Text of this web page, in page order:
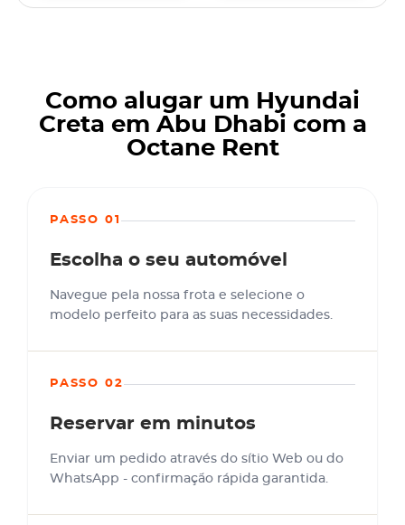
Como alugar um Hyundai
Creta em Abu Dhabi com a
Octane Rent
PASSO 01
Escolha o seu automóvel
Navegue pela nossa frota e selecione o
modelo perfeito para as suas necessidades.
PASSO 02
Reservar em minutos
Enviar um pedido através do sítio Web ou do
WhatsApp - confirmação rápida garantida.